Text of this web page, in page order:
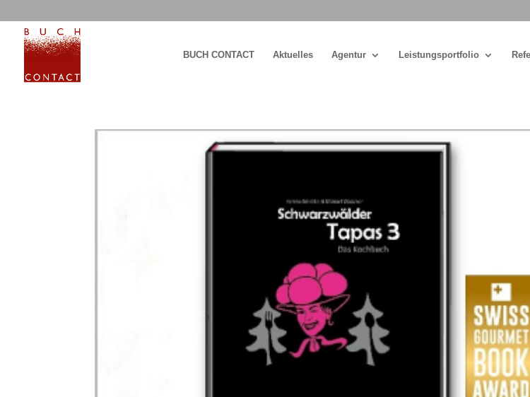
BUCH CONTACT Aktuelles Agentur Leistungsportfolio